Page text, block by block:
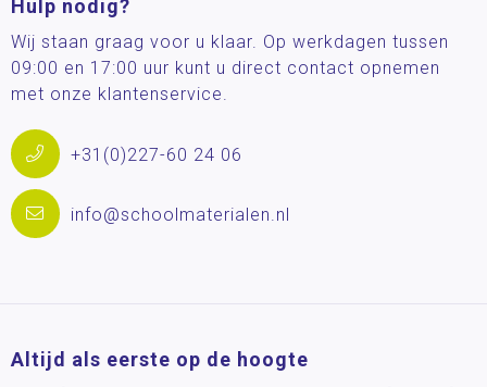
Hulp nodig?
Wij staan graag voor u klaar. Op werkdagen tussen
09:00 en 17:00 uur kunt u direct contact opnemen
met onze klantenservice.
+31(0)227-60 24 06
info@schoolmaterialen.nl
Altijd als eerste op de hoogte